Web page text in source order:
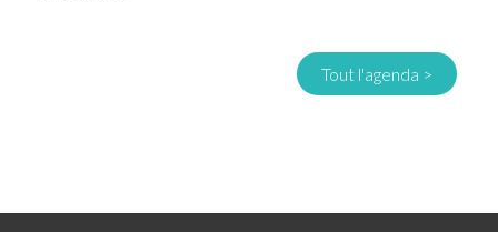
Tout l'agenda >